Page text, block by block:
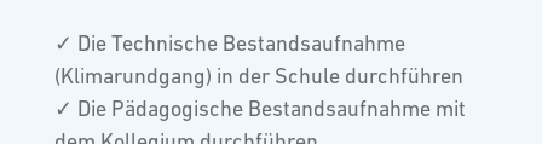
✓ Die Technische Bestandsaufnahme
(Klimarundgang) in der Schule durchführen
✓ Die Pädagogische Bestandsaufnahme mit